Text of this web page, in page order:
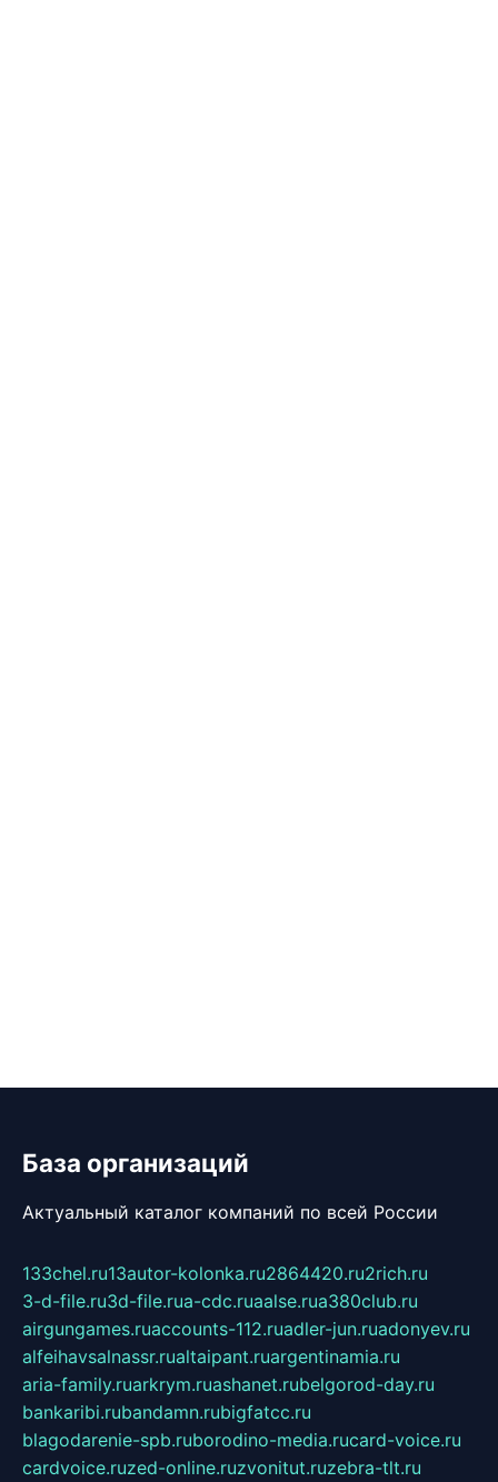
База организаций
Актуальный каталог компаний по всей России
133chel.ru13autor-kolonka.ru2864420.ru2rich.ru
3-d-file.ru3d-file.rua-cdc.ruaalse.rua380club.ru
airgungames.ruaccounts-112.ruadler-jun.ruadonyev.ru
alfeihavsalnassr.rualtaipant.ruargentinamia.ru
aria-family.ruarkrym.ruashanet.rubelgorod-day.ru
bankaribi.rubandamn.rubigfatcc.ru
blagodarenie-spb.ruborodino-media.rucard-voice.ru
cardvoice.ruzed-online.ruzvonitut.ruzebra-tlt.ru